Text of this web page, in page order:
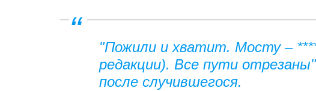
"Пожили и хватит. Мосту –
редакции). Все пути
после случившегося.